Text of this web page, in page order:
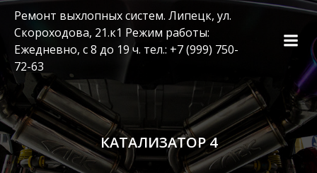
Перейти
к
содержимому
Ремонт выхлопных систем. Липецк, ул.
Скороходова, 21.к1 Режим работы:
Ежедневно, с 8 до 19 ч. тел.: +7 (999) 750-
72-63
КАТАЛИЗАТОР 4